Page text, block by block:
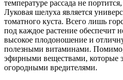
температуре рассада не
Луковая шелуха является
томатного куста. Всего лишь
под каждое растение обеспечит
высокое плодоношение и
полезными витаминами. Помимо,
эфирными веществами, которые
огородными вредителями.